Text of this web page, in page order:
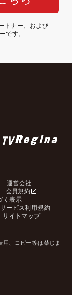
トナー、および
です。
運営会社
会員規約
く表示
ービス利用規約
サイトマップ
、コピー等は禁じま